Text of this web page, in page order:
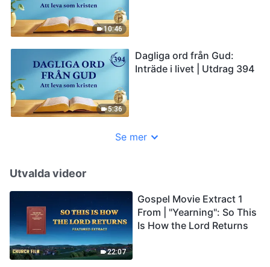
10:46
5:36
Dagliga ord från Gud:
Inträde i livet | Utdrag 394
Se mer
Utvalda videor
22:07
Gospel Movie Extract 1
From | "Yearning": So This
Is How the Lord Returns